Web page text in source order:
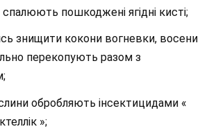
пошкоджені ягідні кисті;
знищити кокони вогневки, восени
перекопують разом з
обробляють інсектицидами «
»;